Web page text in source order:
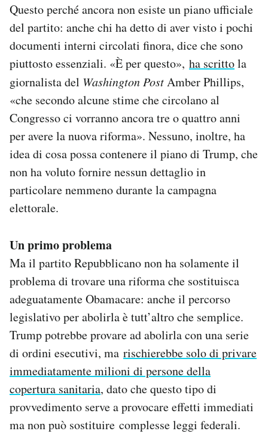
Questo perché ancora non esiste un piano ufficiale
del partito: anche chi ha detto di aver visto i pochi
documenti interni circolati finora, dice che sono
piuttosto essenziali. «È per questo», ha scrittola
giornalista del Washington PostAmber Phillips,
«che secondo alcune stime che circolano al
Congresso ci vorranno ancora tre o quattro anni
per avere la nuova riforma». Nessuno, inoltre, ha
idea di cosa possa contenere il piano di Trump, che
non ha voluto fornire nessun dettaglio in
particolare nemmeno durante la campagna
elettorale.
Un primo problema
Ma il partito Repubblicano non ha solamente il
problema di trovare una riforma che sostituisca
adeguatamente Obamacare: anche il percorso
legislativo per abolirla è tutt’altro che semplice.
Trump potrebbe provare ad abolirla con una serie
di ordini esecutivi, ma rischierebbe solo di privare
immediatamente milioni di persone della
copertura sanitaria, dato che questo tipo di
provvedimento serve a provocare effetti immediati
ma non può sostituire complesse leggi federali.